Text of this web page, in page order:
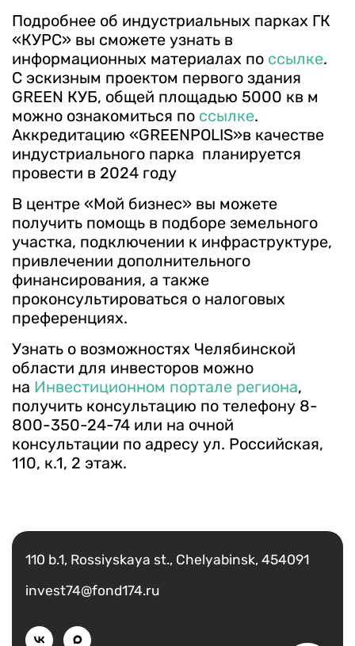
Подробнее об индустриальных парках ГК
«КУРС» вы сможете узнать в
информационных материалах по ссылке.
С эскизным проектом первого здания
GREEN КУБ, общей площадью 5000 кв м
можно ознакомиться по ссылке.
Аккредитацию «GREENPOLIS»в качестве
индустриального парка планируется
провести в 2024 году
В центре «Мой бизнес» вы можете
получить помощь в подборе земельного
участка, подключении к инфраструктуре,
привлечении дополнительного
финансирования, а также
проконсультироваться о налоговых
преференциях.
Узнать о возможностях Челябинской
области для инвесторов можно
на Инвестиционном портале региона,
получить консультацию по телефону 8-
800-350-24-74 или на очной
консультации по адресу ул. Российская,
110, к.1, 2 этаж.
110 b.1, Rossiyskaya st., Chelyabinsk, 454091
invest74@fond174.ru